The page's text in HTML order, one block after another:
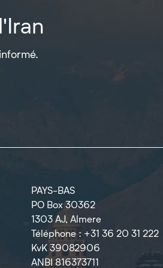
PAYS-BAS
PO Box 30362
1303 AJ, Almere
Téléphone : +31 36 20 31 222
KvK 39082906
ANBI 816373711